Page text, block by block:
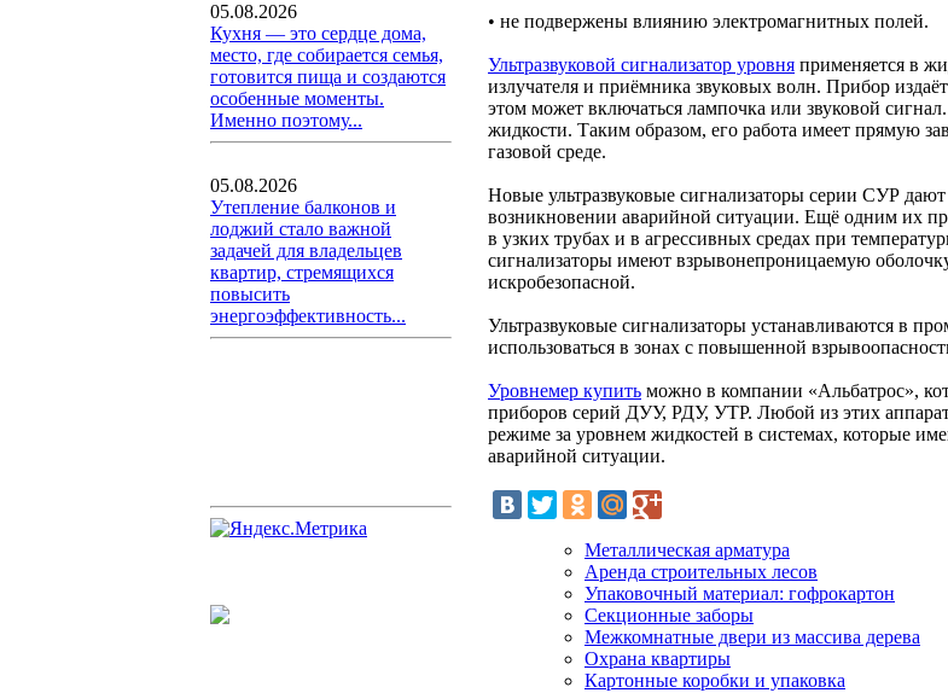
05.08.2026
Кухня — это сердце дома,
место, где собирается семья,
готовится пища и создаются
особенные моменты.
Именно поэтому...
05.08.2026
Утепление балконов и
лоджий стало важной
задачей для владельцев
квартир, стремящихся
повысить
энергоэффективность...
• не подвержены влиянию электромагнитных полей.
Ультразвуковой сигнализатор уровня применяется в
излучателя и приёмника звуковых волн. Прибор
этом может включаться лампочка или звуковой
жидкости. Таким образом, его работа имеет прямую
газовой среде.
Новые ультразвуковые сигнализаторы серии СУР
возникновении аварийной ситуации. Ещё одним их
в узких трубах и в агрессивных средах при
сигнализаторы имеют взрывонепроницаемую
искробезопасной.
Ультразвуковые сигнализаторы устанавливаются в
использоваться в зонах с повышенной
Уровнемер купить можно в компании «Альбатрос»,
приборов серий ДУУ, РДУ, УТР. Любой из этих
режиме за уровнем жидкостей в системах, которые
аварийной ситуации.
Металлическая арматура
Аренда строительных лесов
Упаковочный материал: гофрокартон
Секционные заборы
Межкомнатные двери из массива дерева
Охрана квартиры
Картонные коробки и упаковка